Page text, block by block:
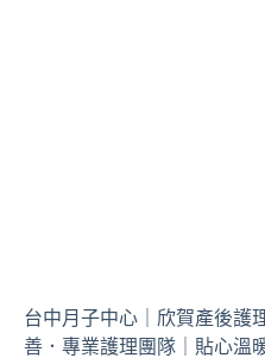
台中月子中心｜欣賀產後護
善．專業護理團隊｜貼心溫